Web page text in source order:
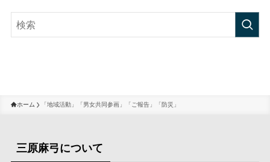
ホーム 「地域活動」「男女共同参画」「ご報告」「防災」
三原麻弓について